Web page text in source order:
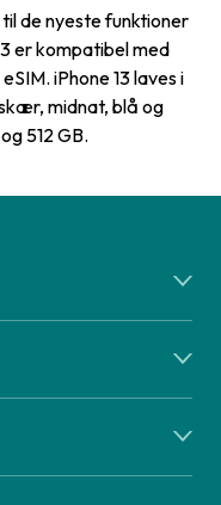
de nyeste funktioner
er kompatibel med
iPhone 13 laves i
midnat, blå og
512 GB.